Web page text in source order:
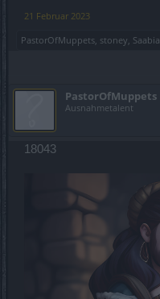
21 Februar 2023
PastorOfMuppets stoney Saabia
PastorOfMuppets
Ausnahmetalent
18043